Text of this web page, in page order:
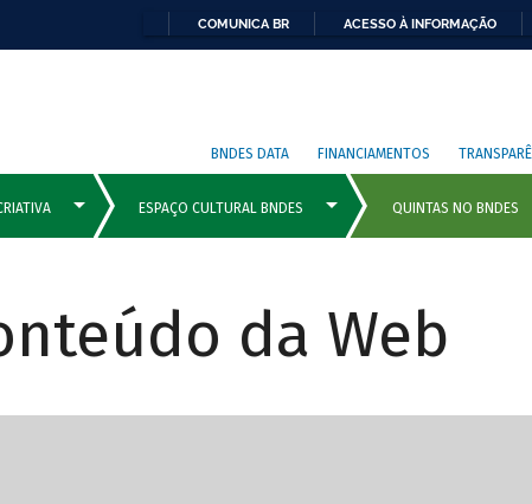
COMUNICA BR ACESSO À INFORMAÇÃO
BNDES DATA FINANCIAMENTOS
da Web
com